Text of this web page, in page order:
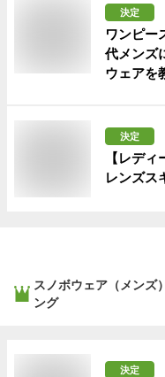
決定
ワンピー
代メンズ
ウェアを
決定
【レデ
レンズス
スノボウェア（メンズ
ング
決定